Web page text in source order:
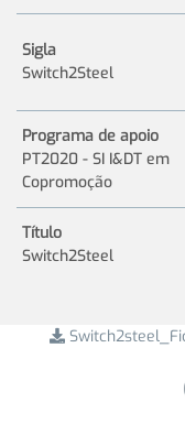
Sigla
Switch2Steel
Programa de apoio
PT2020 - SI I&DT em
Copromoção
Título
Switch2Steel